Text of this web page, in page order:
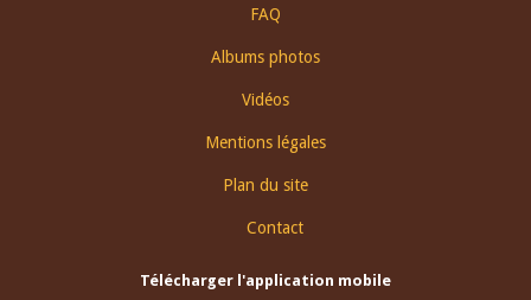
FAQ
Albums photos
Vidéos
Mentions légales
Plan du site
Contact
Télécharger l'application mobile